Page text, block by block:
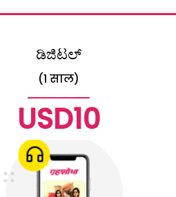
ಡಿಜಿಟಲ್
(1 साल)
USD10